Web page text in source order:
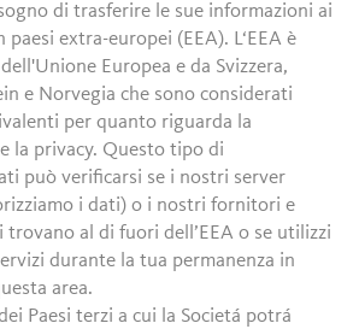
di trasferire le sue informazioni ai
extra-europei (EEA). L‘EEA è
Europea e da Svizzera,
e Norvegia che sono considerati
per quanto riguarda la
la privacy. Questo tipo di
può verificarsi se i nostri server
i dati) o i nostri fornitori e
al di fuori dell’EEA o se utilizzi
durante la tua permanenza in
area.
Paesi terzi a cui la Societá potrá